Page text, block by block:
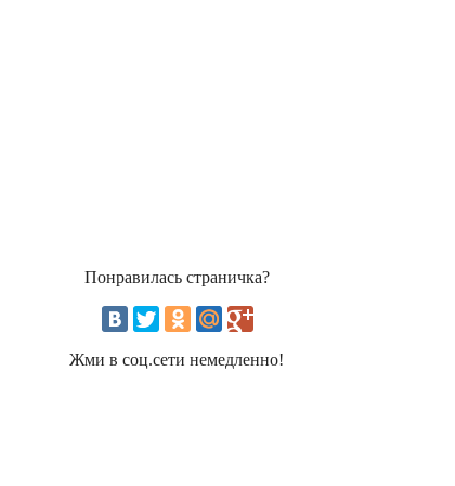
Понравилась страничка?
Жми в соц.сети немедленно!